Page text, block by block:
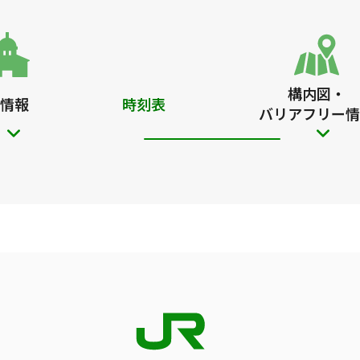
報 時刻表
構内図・
バリアフリー